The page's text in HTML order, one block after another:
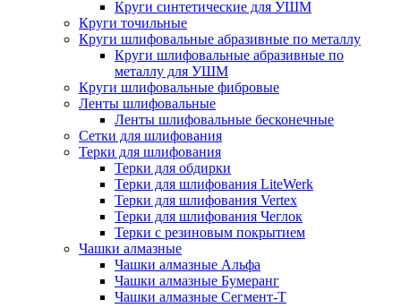
Круги синтетические для УШМ
Круги точильные
Круги шлифовальные абразивные по металлу
Круги шлифовальные абразивные по
металлу для УШМ
Круги шлифовальные фибровые
Ленты шлифовальные
Ленты шлифовальные бесконечные
Сетки для шлифования
Терки для шлифования
Терки для обдирки
Терки для шлифования LiteWerk
Терки для шлифования Vertex
Терки для шлифования Чеглок
Терки с резиновым покрытием
Чашки алмазные
Чашки алмазные Альфа
Чашки алмазные Бумеранг
Чашки алмазные Сегмент-Т